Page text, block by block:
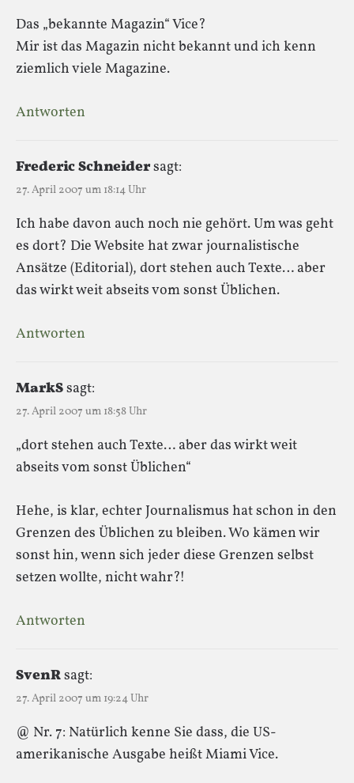
Das „bekannte Magazin“ Vice?
Mir ist das Magazin nicht bekannt und ich kenn
ziemlich viele Magazine.
Antworten
Frederic Schneidersagt:
27. April 2007 um 18:14 Uhr
Ich habe davon auch noch nie gehört. Um was geht
es dort? Die Website hat zwar journalistische
Ansätze (Editorial), dort stehen auch Texte… aber
das wirkt weit abseits vom sonst Üblichen.
Antworten
MarkSsagt:
27. April 2007 um 18:58 Uhr
„dort stehen auch Texte… aber das wirkt weit
abseits vom sonst Üblichen“
Hehe, is klar, echter Journalismus hat schon in den
Grenzen des Üblichen zu bleiben. Wo kämen wir
sonst hin, wenn sich jeder diese Grenzen selbst
setzen wollte, nicht wahr?!
Antworten
SvenRsagt:
27. April 2007 um 19:24 Uhr
@ Nr. 7: Natürlich kenne Sie dass, die US-
amerikanische Ausgabe heißt Miami Vice.